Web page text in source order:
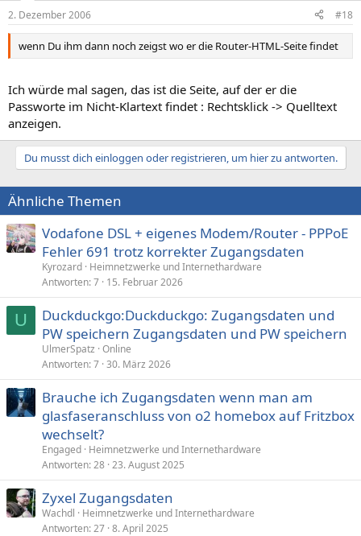
2. Dezember 2006 #18
wenn Du ihm dann noch zeigst wo er die Router-HTML-Seite findet
Ich würde mal sagen, das ist die Seite, auf der er die
Passworte im Nicht-Klartext findet : Rechtsklick -> Quelltext
anzeigen.
Du musst dich einloggen oder registrieren, um hier zu antworten.
Ähnliche Themen
Vodafone DSL + eigenes Modem/Router - PPPoE
Fehler 691 trotz korrekter Zugangsdaten
Kyrozard Heimnetzwerke und Internethardware
Antworten 7 15. Februar 2026
U
Duckduckgo:Duckduckgo: Zugangsdaten und
PW speichern Zugangsdaten und PW speichern
UlmerSpatz Online
Antworten 7 30. März 2026
Brauche ich Zugangsdaten wenn man am
glasfaseranschluss von o2 homebox auf Fritzbox
wechselt?
Engaged Heimnetzwerke und Internethardware
Antworten 28 23. August 2025
Zyxel Zugangsdaten
Wachdl
Heimnetzwerke und Internethardware
Antworten 27 8. April 2025